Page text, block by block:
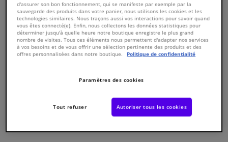
Fenêtres & accessoires
Intérieur & ameublement
Styling & Performance
Nettoyage & protection
Atelier & outils
ADA103001
TTC
d'assurer son bon fonctionnement, qui se manifeste par exemple par la
sauvegarde des produits dans votre panier, nous utilisons les cookies et les
technologies similaires. Nous traçons aussi vos interactions pour savoir quand
vous êtes connecté(e). Enfin, nous collectons les données statistiques pour
déterminer jusqu'à quelle heure notre boutique enregistre le plus grand
nombre de visites. Tous ces éléments nous permettent d'adapter nos services
à vos besoins et de vous offrir une sélection pertinente des produits et des
offres personnalisées dans notre boutique.
Politique de confidentialité
Paramètres des cookies
Tout refuser Autoriser tous les cookies